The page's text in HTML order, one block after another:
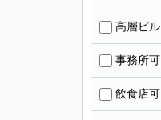
高層ビル
事務所可
飲食店可